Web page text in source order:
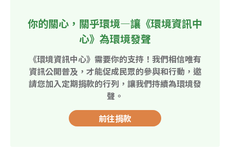
你的關心，關乎環境—讓《環境資訊中
心》為環境發聲
《環境資訊中心》需要你的支持！我們相信唯有
資訊公開普及，才能促成民眾的參與和行動，邀
請您加入定期捐款的行列，讓我們持續為環境發
聲。
前往捐款